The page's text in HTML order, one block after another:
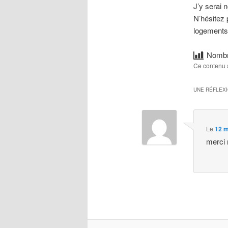
J’y serai
Ce contenu
UNE
Le12
merci